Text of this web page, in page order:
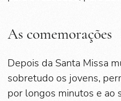
As comemorações
Depois da Santa Missa
sobretudo os jovens,
por longos minutos e ao